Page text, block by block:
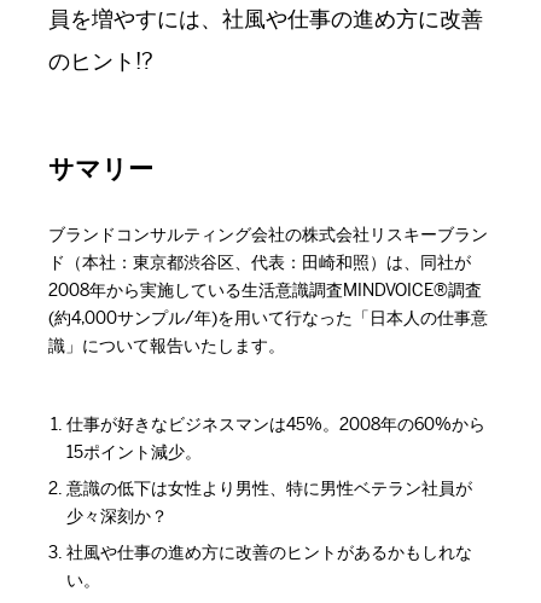
員を増やすには、社風や仕事の進め方に改善
のヒント!?
サマリー
ブランドコンサルティング会社の株式会社リスキーブラン
ド（本社：東京都渋谷区、代表：田崎和照）は、同社が
2008年から実施している生活意識調査MINDVOICE®調査
(約4,000サンプル/年)を用いて行なった「日本人の仕事意
識」について報告いたします。
仕事が好きなビジネスマンは45%。2008年の60%から
15ポイント減少。
意識の低下は女性より男性、特に男性ベテラン社員が
少々深刻か？
社風や仕事の進め方に改善のヒントがあるかもしれな
い。